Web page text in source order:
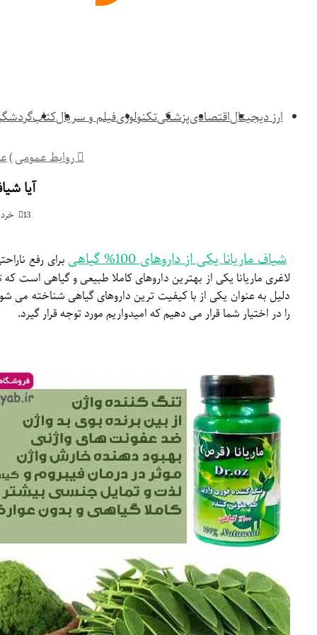
ارز دیجیتالاقتصادیپزشکیتکنولوژیفیلم و سریالکتاب
روابط عمومی)
آیا
13 خرداد 01
شیاف ماریانا یکی از داروهای 100% گیاهی
برای رفع
لاغری ماریانا یکی از بهترین داروهای کاملا طبیعی و گیاهی است
دلیل به عنوان یکی از با کیفیت ترین داروهای گیاهی شناخته می
را در اختیار شما قرار می دهیم که امیدواریم مورد توجه قرار گیرد.